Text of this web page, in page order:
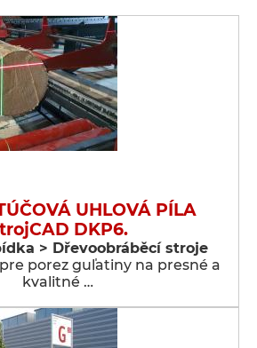
UHLOVÁ PÍLA
DKP6.
> Dřevoobráběcí stroje
porez guľatiny na presné a
kvalitné …